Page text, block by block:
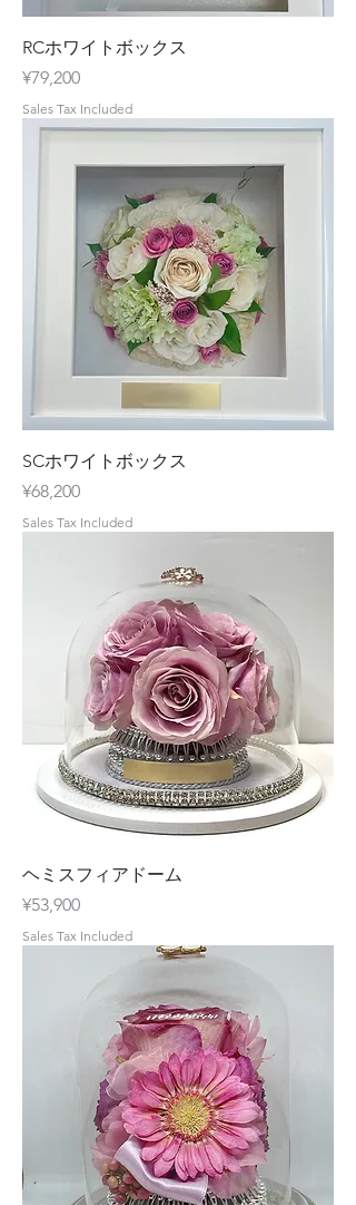
RCホワイトボックス
Price
¥79,200
Sales Tax Included
SCホワイトボックス
Price
¥68,200
Sales Tax Included
ヘミスフィアドーム
Price
¥53,900
Sales Tax Included